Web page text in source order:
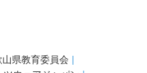
山県教育委員会